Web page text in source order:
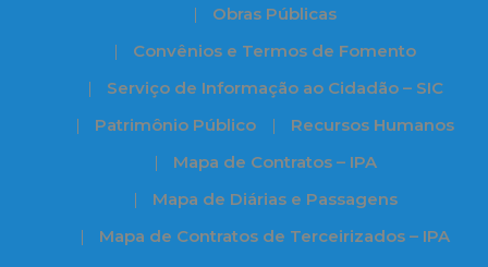
Obras Públicas
Convênios e Termos de Fomento
Serviço de Informação ao Cidadão – SIC
Patrimônio Público
Recursos Humanos
Mapa de Contratos – IPA
Mapa de Diárias e Passagens
Mapa de Contratos de Terceirizados – IPA